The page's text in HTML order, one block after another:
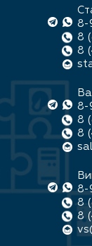
8-
8
8
8-
8
8
8-
8
8